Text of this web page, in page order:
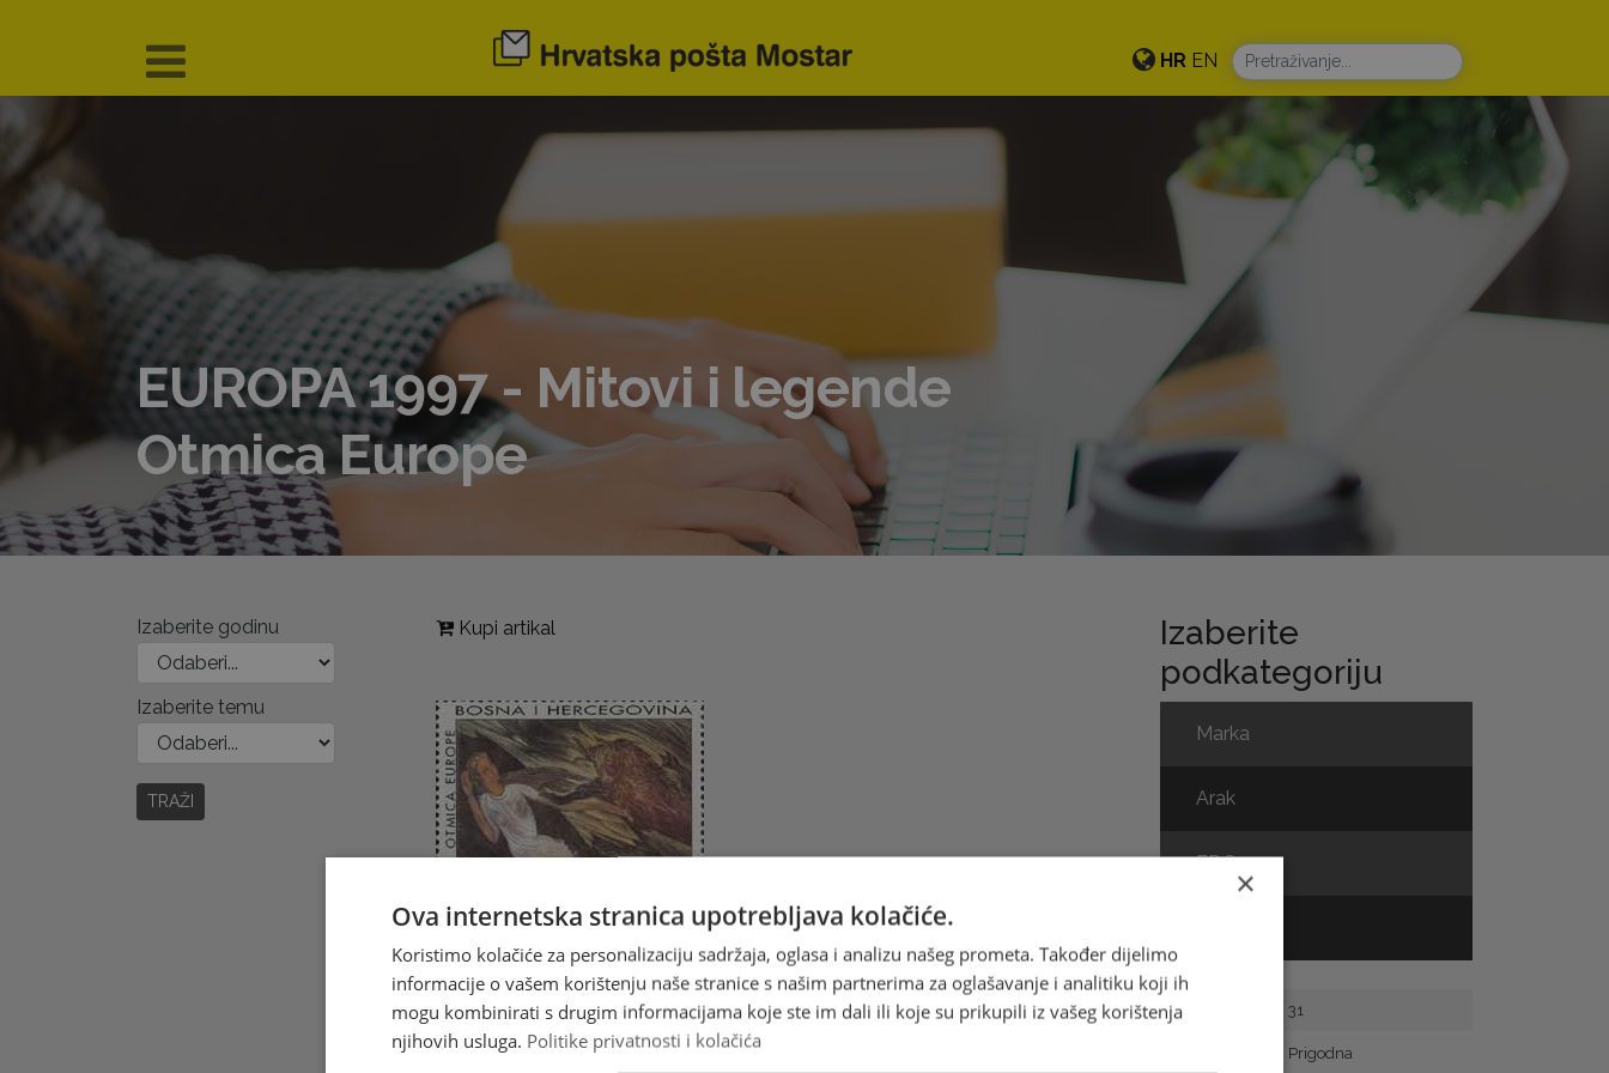
HR EN
EUROPA 1997 - Mitovi i legende
Otmica Europe
Izaberite godinu
Izaberite temu
TRAŽI
Kupi artikal
EUROPA, kći feničkoga kralja Agenora, često se igrala na morskoj obali.
Otac bogova Zeus kada ju je spazio strasno se zaljubi u nju. Pretvara
se u bijela bika i kada se znatiželjna djevojka popela na njegova leđa
Izaberite
podkategoriju
Marka
Arak
FDC
Broj marke 31
Prigodna
×
Ova internetska stranica upotrebljava kolačiće.
Koristimo kolačiće za personalizaciju sadržaja, oglasa i analizu našeg prometa. Također dijelimo
informacije o vašem korištenju naše stranice s našim partnerima za oglašavanje i analitiku koji ih
mogu kombinirati s drugim informacijama koje ste im dali ili koje su prikupili iz vašeg korištenja
njihovih usluga. Politike privatnosti i kolačića